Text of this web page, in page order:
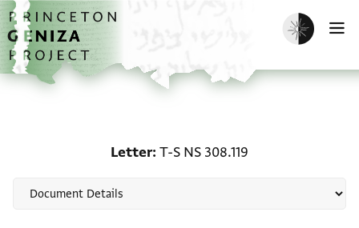
Skip to main content
home
Enable dark
Letter T-S NS 308.119